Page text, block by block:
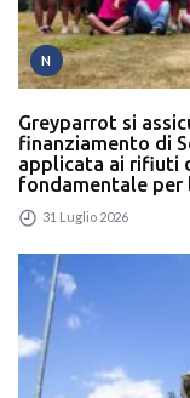
N
Greyparrot si
finanziamento di
applicata ai rifiuti
fondamentale per
31 Luglio 2026